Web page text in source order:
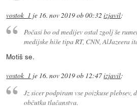
vostok_1 je 16. nov 2019 ob 00:32 izjavil:
Počasi bo od medijev ostal zgolj še
medijske hiše tipa RT, CNN, AlJazeera
Motiš se.
vostok_1 je 16. nov 2019 ob 12:47izjavil:
Jz sicer podpiram vse poizkuse plebsev,
občutka tlačanstva.